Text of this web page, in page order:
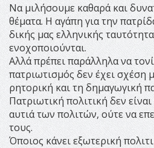
Να μιλήσουμε καθαρά και
θέματα. Η αγάπη για την
δικής μας ελληνικής
ενοχοποιούνται.
Αλλά πρέπει παράλληλα να
πατριωτισμός δεν έχει σχέση
ρητορική και τη δημαγωγική
Πατριωτική πολιτική δεν
αυτιά των πολιτών, ούτε να
τους.
Όποιος κάνει εξωτερική